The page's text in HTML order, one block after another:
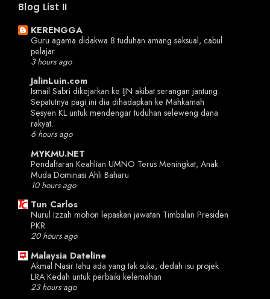
Blog List II
KERENGGA
Guru agama didakwa 8 tuduhan amang seksual, cabul
pelajar
3 hours ago
JalinLuin.com
Ismail Sabri dikejarkan ke IJN akibat serangan jantung.
Sepatutnya pagi ini dia dihadapkan ke Mahkamah
Sesyen KL untuk mendengar tuduhan seleweng dana
rakyat.
6 hours ago
MYKMU.NET
Pendaftaran Keahlian UMNO Terus Meningkat, Anak
Muda Dominasi Ahli Baharu
10 hours ago
Tun Carlos
Nurul Izzah mohon lepaskan jawatan Timbalan Presiden
PKR
20 hours ago
Malaysia Dateline
Akmal Nasir tahu ada yang tak suka, dedah isu projek
LRA Kedah untuk perbaiki kelemahan
23 hours ago